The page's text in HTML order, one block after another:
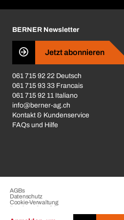
Business Conduct
BERNER Newsletter
Jetzt abonnieren
061 715 92 22 Deutsch
061 715 93 33 Francais
061 715 92 11 Italiano
info@berner-ag.ch
Kontakt & Kundenservice
FAQs und Hilfe
AGBs
Datenschutz
Cookie-Verwaltung
Beschwerdeverfahren